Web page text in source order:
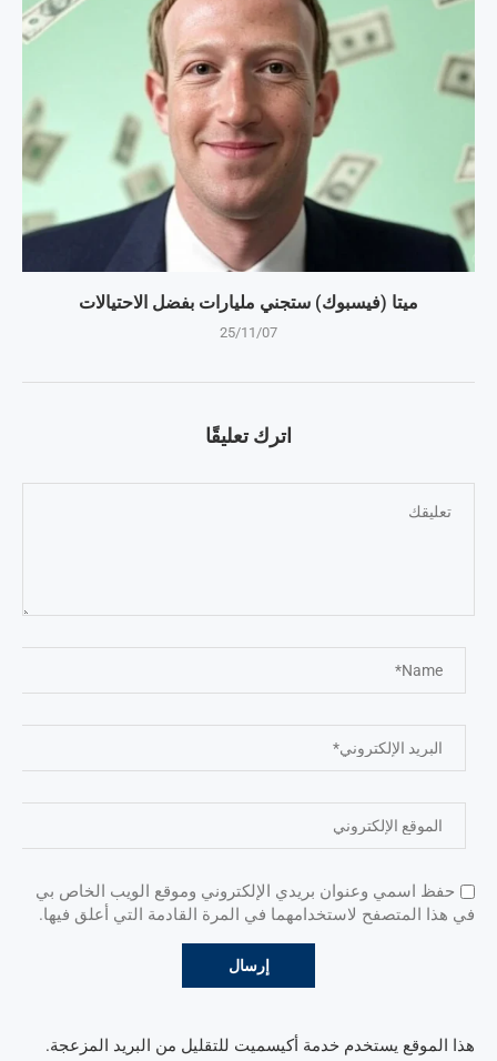
ميتا (فيسبوك) ستجني مليارات بفضل الاحتيالات
25/11/07
اترك تعليقًا
حفظ اسمي وعنوان بريدي الإلكتروني وموقع الويب الخاص بي
في هذا المتصفح لاستخدامهما في المرة القادمة التي أعلق فيها.
هذا الموقع يستخدم خدمة أكيسميت للتقليل من البريد المزعجة.